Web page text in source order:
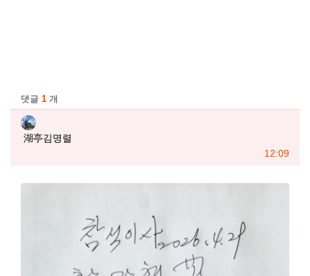
댓글 1 개
湖亭김명렬님의 댓글
湖亭김명렬
작성일
12:09